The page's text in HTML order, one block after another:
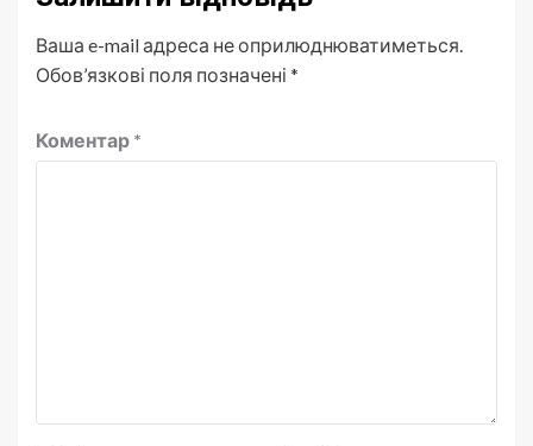
Ваша e-mail адреса не оприлюднюватиметься.
Обов’язкові поля позначені *
Коментар *